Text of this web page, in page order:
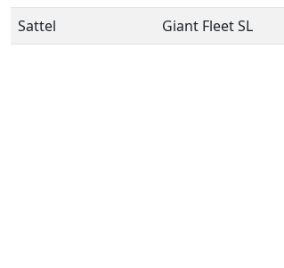
Sattel
Giant Fleet SL